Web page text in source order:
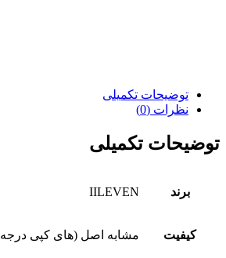
توضیحات تکمیلی
نظرات (0)
توضیحات تکمیلی
برند IILEVEN
کیفیت مشابه اصل (های کپی درجه 1)